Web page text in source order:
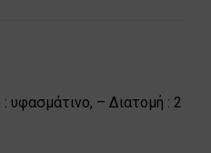
υφασμάτινο, – Διατομή : 2